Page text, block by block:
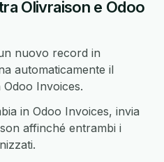
Olivraison e Odoo
nuovo record in
automaticamente il
Invoices.
in Odoo Invoices, invia
affinché entrambi i